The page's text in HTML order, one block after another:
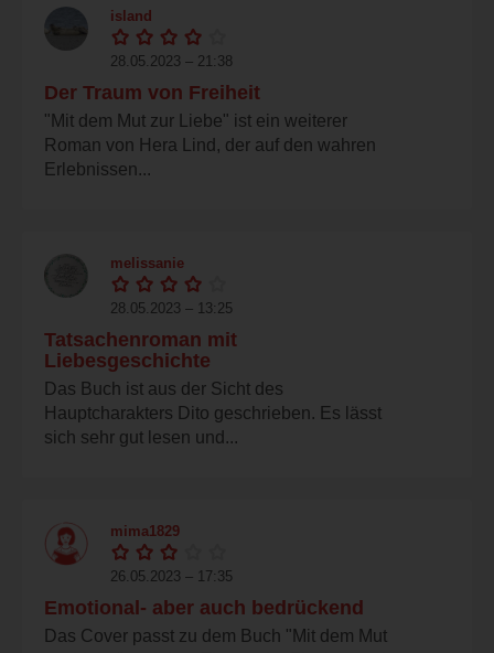
island
28.05.2023 – 21:38
Der Traum von Freiheit
"Mit dem Mut zur Liebe" ist ein weiterer
Roman von Hera Lind, der auf den wahren
Erlebnissen...
melissanie
28.05.2023 – 13:25
Tatsachenroman mit
Liebesgeschichte
Das Buch ist aus der Sicht des
Hauptcharakters Dito geschrieben. Es lässt
sich sehr gut lesen und...
mima1829
26.05.2023 – 17:35
Emotional- aber auch bedrückend
Das Cover passt zu dem Buch "Mit dem Mut